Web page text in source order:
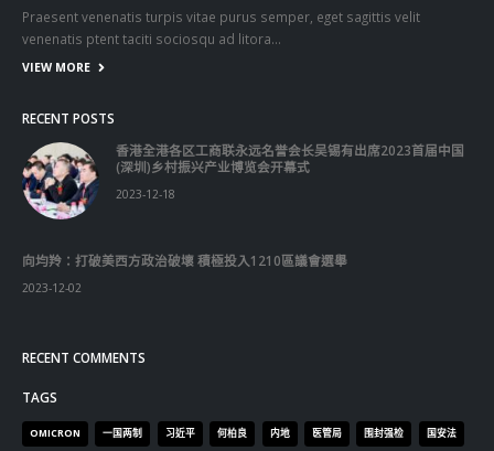
Praesent venenatis turpis vitae purus semper, eget sagittis velit
venenatis ptent taciti sociosqu ad litora…
VIEW MORE
RECENT POSTS
香港全港各区工商联永远名誉会长吴锡有出席2023首届中国
(深圳)乡村振兴产业博览会开幕式
2023-12-18
向均羚：打破美西方政治破壞 積極投入1210區議會選舉
2023-12-02
RECENT COMMENTS
TAGS
OMICRON 一国两制 习近平 何柏良 内地 医管局 围封强检 国安法